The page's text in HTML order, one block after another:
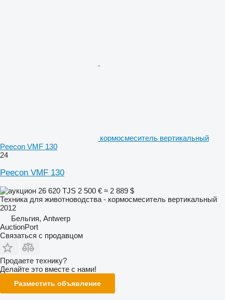
кормосмеситель вертикальный
Peecon VMF 130
24
Peecon VMF 130
26 620 TJS 2 500 € ≈ 2 889 $
Техника для животноводства - кормосмеситель вертикальный
2012
Бельгия, Antwerp
AuctionPort
Связаться с продавцом
Продаете технику?
Делайте это вместе с нами!
Разместить объявление